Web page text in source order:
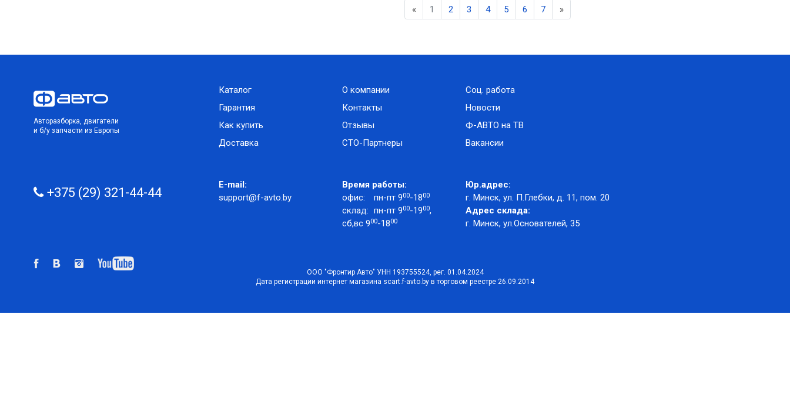
«Previous
1 2 3 4 5 6 7 »Next
Авторазборка, двигатели
и б/у запчасти из Европы
Каталог
Гарантия
Как купить
Доставка
О компании
Контакты
Отзывы
СТО-Партнеры
Соц. работа
Новости
Ф-АВТО на ТВ
Вакансии
+375 (29) 321-44-44
E-mail:
support@f-avto.by
Время работы:
офис:
пн-пт 900-1800
склад: пн-пт 900-1900,
сб,вс 900-1800
Юр.адрес:
г. Минск, ул. П.Глебки, д. 11, пом. 20
Адрес склада:
г. Минск, ул.Основателей, 35
ООО "Фронтир Авто" УНН 193755524, рег. 01.04.2024
Дата регистрации интернет магазина scart.f-avto.by в торговом реестре 26.09.2014